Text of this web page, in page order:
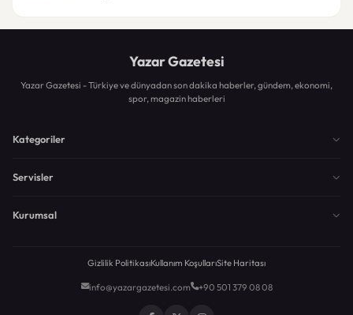
Yazar Gazetesi
Yazar Gazetesi - Türkiye ve dünyadan son dakika haberler, gündem, ekonomi,
spor, magazin haberleri
Kategoriler
Servisler
Kurumsal
Gizlilik PolitikasıKullanım KoşullarıSite Haritası
info@yazargazetesi.com +90 501 379 08 08